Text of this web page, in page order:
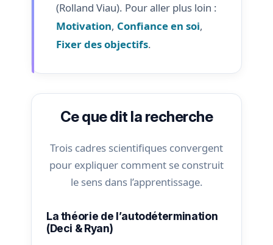
(Rolland Viau). Pour aller plus loin :
Motivation, Confiance en soi,
Fixer des objectifs.
Ce que dit la recherche
Trois cadres scientifiques convergent
pour expliquer comment se construit
le sens dans l’apprentissage.
La théorie de l’autodétermination
(Deci & Ryan)